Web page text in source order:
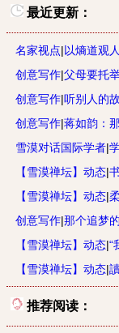
最近更新：
名家视点|以熵道观
创意写作|父母要托
创意写作|听别人的
创意写作|蒋如韵：
雪漠对话国际学者|
【雪漠禅坛】动态|
【雪漠禅坛】动态|
创意写作|那个追梦
【雪漠禅坛】动态|“
【雪漠禅坛】动态|
推荐阅读：